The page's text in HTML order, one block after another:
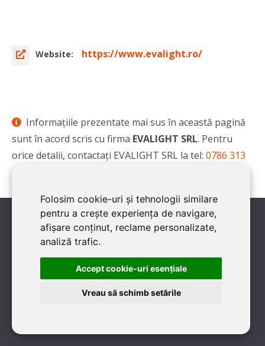
Folosim cookie-uri și tehnologii similare
pentru a crește experiența de navigare,
afișare conținut, reclame personalizate,
analiză trafic.
Accept cookie-uri esenţiale
Vreau să schimb setările
Website: https://www.evalight.ro/
Informaţiile prezentate mai sus în această pagină
sunt în acord scris cu firma EVALIGHT SRL. Pentru
orice detalii, contactaţi EVALIGHT SRL la tel: 0786 313
Ai colaborat cu această firmă?
oferi un vot/rating. Îți mulțumim!